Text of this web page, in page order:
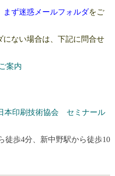
まず迷惑メールフォルダをご
ない場合は、下記に問合せ
案内
本印刷技術協会 セミナール
徒歩4分、新中野駅から徒歩10